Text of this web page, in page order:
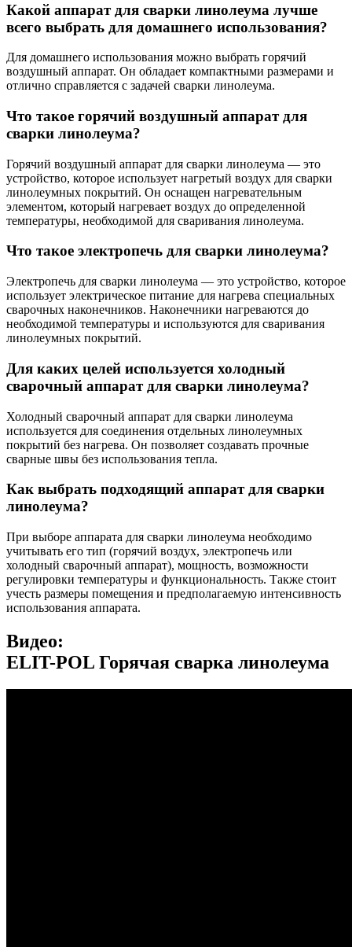
Какой аппарат для сварки линолеума лучше
всего выбрать для домашнего использования?
Для домашнего использования можно выбрать горячий
воздушный аппарат. Он обладает компактными размерами и
отлично справляется с задачей сварки линолеума.
Что такое горячий воздушный аппарат для
сварки линолеума?
Горячий воздушный аппарат для сварки линолеума — это
устройство, которое использует нагретый воздух для сварки
линолеумных покрытий. Он оснащен нагревательным
элементом, который нагревает воздух до определенной
температуры, необходимой для сваривания линолеума.
Что такое электропечь для сварки линолеума?
Электропечь для сварки линолеума — это устройство, которое
использует электрическое питание для нагрева специальных
сварочных наконечников. Наконечники нагреваются до
необходимой температуры и используются для сваривания
линолеумных покрытий.
Для каких целей используется холодный
сварочный аппарат для сварки линолеума?
Холодный сварочный аппарат для сварки линолеума
используется для соединения отдельных линолеумных
покрытий без нагрева. Он позволяет создавать прочные
сварные швы без использования тепла.
Как выбрать подходящий аппарат для сварки
линолеума?
При выборе аппарата для сварки линолеума необходимо
учитывать его тип (горячий воздух, электропечь или
холодный сварочный аппарат), мощность, возможности
регулировки температуры и функциональность. Также стоит
учесть размеры помещения и предполагаемую интенсивность
использования аппарата.
Видео:
ELIT-POL Горячая сварка линолеума